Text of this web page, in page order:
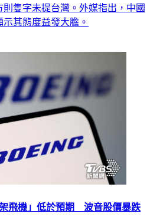
隻字未提台灣。外媒指出，中國
其態度益發大膽。
飛機」低於預期 波音股價暴跌